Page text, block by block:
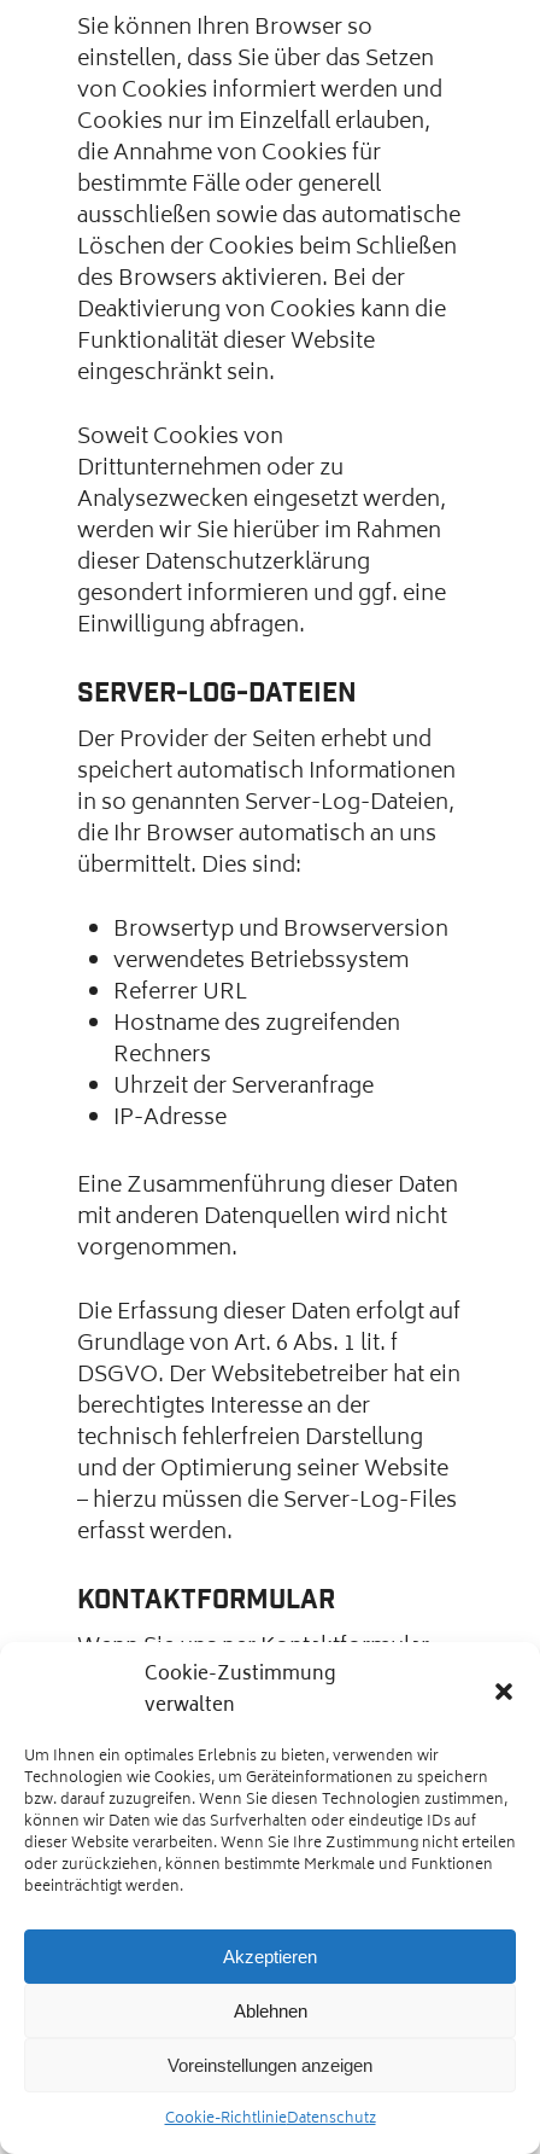
Cookie-Zustimmung
verwalten
Um Ihnen ein optimales Erlebnis zu bieten, verwenden wir
Technologien wie Cookies, um Geräteinformationen zu speichern
bzw. darauf zuzugreifen. Wenn Sie diesen Technologien zustimmen,
können wir Daten wie das Surfverhalten oder eindeutige IDs auf
dieser Website verarbeiten. Wenn Sie Ihre Zustimmung nicht erteilen
oder zurückziehen, können bestimmte Merkmale und Funktionen
beeinträchtigt werden.
Akzeptieren
Ablehnen
Voreinstellungen anzeigen
Cookie-RichtlinieDatenschutz
Sie können Ihren Browser so
einstellen, dass Sie über das Setzen
von Cookies informiert werden und
Cookies nur im Einzelfall erlauben,
die Annahme von Cookies für
bestimmte Fälle oder generell
ausschließen sowie das automatische
Löschen der Cookies beim Schließen
des Browsers aktivieren. Bei der
Deaktivierung von Cookies kann die
Funktionalität dieser Website
eingeschränkt sein.
Soweit Cookies von
Drittunternehmen oder zu
Analysezwecken eingesetzt werden,
werden wir Sie hierüber im Rahmen
dieser Datenschutzerklärung
gesondert informieren und ggf. eine
Einwilligung abfragen.
Server-Log-Dateien
Der Provider der Seiten erhebt und
speichert automatisch Informationen
in so genannten Server-Log-Dateien,
die Ihr Browser automatisch an uns
übermittelt. Dies sind:
Browsertyp und Browserversion
verwendetes Betriebssystem
Referrer URL
Hostname des zugreifenden
Rechners
Uhrzeit der Serveranfrage
IP-Adresse
Eine Zusammenführung dieser Daten
mit anderen Datenquellen wird nicht
vorgenommen.
Die Erfassung dieser Daten erfolgt auf
Grundlage von Art. 6 Abs. 1 lit. f
DSGVO. Der Websitebetreiber hat ein
berechtigtes Interesse an der
technisch fehlerfreien Darstellung
und der Optimierung seiner Website
– hierzu müssen die Server-Log-Files
erfasst werden.
Kontaktformular
Wenn Sie uns per Kontaktformular
Anfragen zukommen lassen, werden
Ihre Angaben aus dem
Anfrageformular inklusive der von
Ihnen dort angegebenen
Kontaktdaten zwecks Bearbeitung
der Anfrage und für den Fall von
Anschlussfragen bei uns gespeichert.
Diese Daten geben wir nicht ohne
Ihre Einwilligung weiter.
Die Verarbeitung dieser Daten erfolgt
auf Grundlage von Art. 6 Abs. 1 lit. b
DSGVO, sofern Ihre Anfrage mit der
Erfüllung eines Vertrags
zusammenhängt oder zur